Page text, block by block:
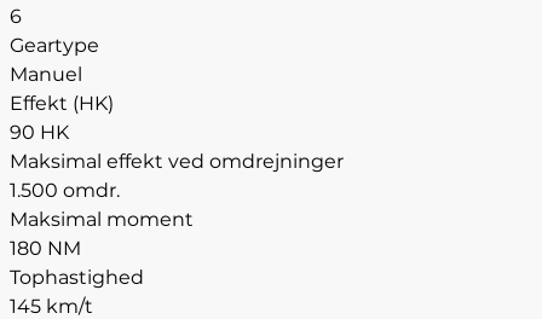
6
Geartype
Manuel
Effekt (HK)
90 HK
Maksimal effekt ved omdrejninger
1.500 omdr.
Maksimal moment
180 NM
Tophastighed
145 km/t